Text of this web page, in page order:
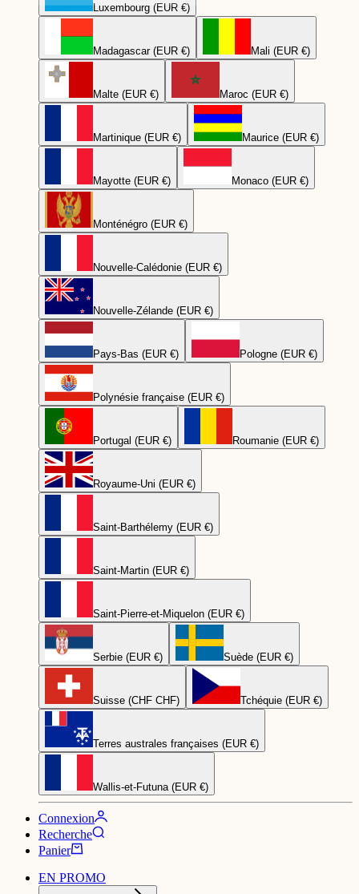
Luxembourg (EUR €)
Madagascar (EUR €) Mali (EUR €)
Malte (EUR €) Maroc (EUR €)
Martinique (EUR €) Maurice (EUR €)
Mayotte (EUR €) Monaco (EUR €)
Monténégro (EUR €)
Nouvelle-Calédonie (EUR €)
Nouvelle-Zélande (EUR €)
Pays-Bas (EUR €) Pologne (EUR €)
Polynésie française (EUR €)
Portugal (EUR €) Roumanie (EUR €)
Royaume-Uni (EUR €)
Saint-Barthélemy (EUR €)
Saint-Martin (EUR €)
Saint-Pierre-et-Miquelon (EUR €)
Serbie (EUR €) Suède (EUR €)
Suisse (CHF CHF) Tchéquie (EUR €)
Terres australes françaises (EUR €)
Wallis-et-Futuna (EUR €)
Connexion
Recherche
Panier
EN PROMO